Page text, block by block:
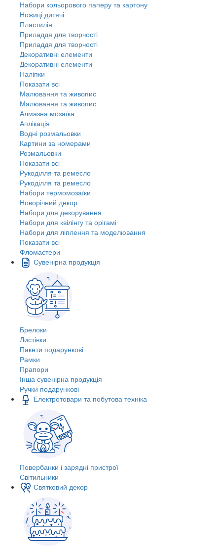
Набори кольорового паперу та картону
Ножиці дитячі
Пластилін
Приладдя для творчості
Приладдя для творчості
Декоративні елементи
Декоративні елементи
Налiпки
Показати всі
Малювання та живопис
Малювання та живопис
Алмазна мозаїка
Аплікація
Водні розмальовки
Картини за номерами
Розмальовки
Показати всі
Рукоділля та ремесло
Рукоділля та ремесло
Набори термомозаїки
Новорічний декор
Набори для декорування
Набори для квілінгу та орігамі
Набори для ліплення та моделювання
Показати всі
Фломастери
Сувенірна продукція
Брелоки
Листівки
Пакети подарункові
Рамки
Прапори
Інша сувенірна продукція
Ручки подарункові
Електротовари та побутова техніка
Повербанки і зарядні пристрої
Світильники
Святковий декор